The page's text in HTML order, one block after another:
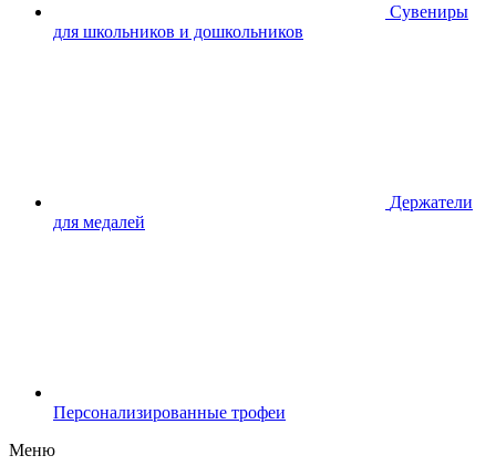
Сувениры
для школьников и дошкольников
Держатели
для медалей
Персонализированные трофеи
Меню